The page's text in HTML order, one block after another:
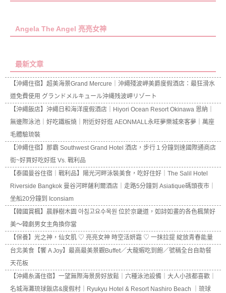
Angela The Angel 亮亮女神
最新文章
【沖繩住宿】超美海景Grand Mercure｜沖繩殘波岬美爵度假酒店：最狂滑水
道免費使用 グランドメルキュール沖縄残波岬リゾート
【沖繩飯店】沖繩日和海洋度假酒店｜Hiyori Ocean Resort Okinawa 恩納｜
無邊際泳池｜好吃鐵板燒｜附近好好逛 AEONMALL永旺夢樂城來客夢｜萬座
毛體驗琉裝
【沖繩住宿】那霸 Southwest Grand Hotel 酒店，步行１分鐘到達國際通商店
街~好買好吃好逛 Vs. 戰利品
【泰國曼谷住宿｜戰利品】陽光河畔泳裝美食，吃好住好｜The Salil Hotel
Riverside Bangkok 曼谷河畔薩利爾酒店｜走路5分鐘到 Asiatique碼頭夜市｜
坐船20分鐘到 Iconsiam
【韓國賞楓】晨靜樹木園 아침고요수목원 位於京畿道，如詩如畫的各色楓葉好
美～韓劇男女主角換你當
【保養】光之神，仙女肌 ♡ 亮亮女神 時空活妍霜 ♡ 一抹拉提 綻放青春能量
台北美食【饗 A Joy】最高最美景觀Buffet／大龍蝦吃到飽／號稱全台自助餐
天花板
【沖繩糸滿住宿】一望無際海景房好放鬆｜六種泳池設備｜大人小孩都喜歡｜
名城海灘琉球飯店&度假村｜Ryukyu Hotel & Resort Nashiro Beach ｜琉球